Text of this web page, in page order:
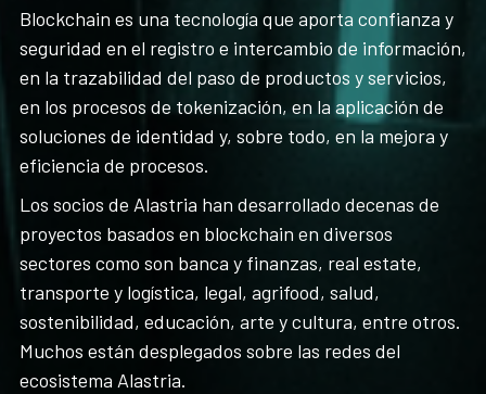
Blockchain es una tecnología que aporta confianza y
seguridad en el registro e intercambio de información,
en la trazabilidad del paso de productos y servicios,
en los procesos de tokenización, en la aplicación de
soluciones de identidad y, sobre todo, en la mejora y
eficiencia de procesos.
Los socios de Alastria han desarrollado decenas de
proyectos basados en blockchain en diversos
sectores como son banca y finanzas, real estate,
transporte y logística, legal, agrifood, salud,
sostenibilidad, educación, arte y cultura, entre otros.
Muchos están desplegados sobre las redes del
ecosistema Alastria.